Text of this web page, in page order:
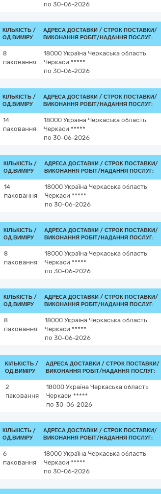
по 30-06-2026
КІЛЬКІСТЬ /
ОД.ВИМІРУ
АДРЕСА ДОСТАВКИ / СТРОК ПОСТАВКИ/
ВИКОНАННЯ РОБІТ/НАДАННЯ ПОСЛУГ:
8
паковання
18000 Україна Черкаська область
Черкаси *****
по 30-06-2026
КІЛЬКІСТЬ /
ОД.ВИМІРУ
АДРЕСА ДОСТАВКИ / СТРОК ПОСТАВКИ/
ВИКОНАННЯ РОБІТ/НАДАННЯ ПОСЛУГ:
14
паковання
18000 Україна Черкаська область
Черкаси *****
по 30-06-2026
КІЛЬКІСТЬ /
ОД.ВИМІРУ
АДРЕСА ДОСТАВКИ / СТРОК ПОСТАВКИ/
ВИКОНАННЯ РОБІТ/НАДАННЯ ПОСЛУГ:
14
паковання
18000 Україна Черкаська область
Черкаси *****
по 30-06-2026
КІЛЬКІСТЬ /
ОД.ВИМІРУ
АДРЕСА ДОСТАВКИ / СТРОК ПОСТАВКИ/
ВИКОНАННЯ РОБІТ/НАДАННЯ ПОСЛУГ:
8
паковання
18000 Україна Черкаська область
Черкаси *****
по 30-06-2026
КІЛЬКІСТЬ /
ОД.ВИМІРУ
АДРЕСА ДОСТАВКИ / СТРОК ПОСТАВКИ/
ВИКОНАННЯ РОБІТ/НАДАННЯ ПОСЛУГ:
8
паковання
18000 Україна Черкаська область
Черкаси *****
по 30-06-2026
КІЛЬКІСТЬ /
ОД.ВИМІРУ
АДРЕСА ДОСТАВКИ / СТРОК ПОСТАВКИ/
ВИКОНАННЯ РОБІТ/НАДАННЯ ПОСЛУГ:
2
паковання
18000 Україна Черкаська область
Черкаси *****
по 30-06-2026
КІЛЬКІСТЬ /
ОД.ВИМІРУ
АДРЕСА ДОСТАВКИ / СТРОК ПОСТАВКИ/
ВИКОНАННЯ РОБІТ/НАДАННЯ ПОСЛУГ:
6
паковання
18000 Україна Черкаська область
Черкаси *****
по 30-06-2026